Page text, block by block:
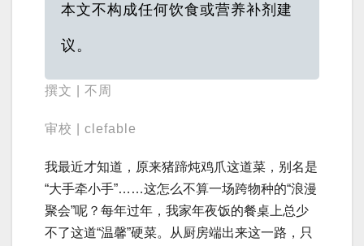
本文不构成任何饮食或营养补剂建
议。
撰文 | 不周
审校 | clefable
我最近才知道，原来猪蹄炖鸡爪这道菜，别名是
“大手牵小手”……这怎么不算一场跨物种的“浪漫
聚会”呢？每年过年，我家年夜饭的餐桌上总少
不了这道“温馨”硬菜。从厨房端出来这一路，只